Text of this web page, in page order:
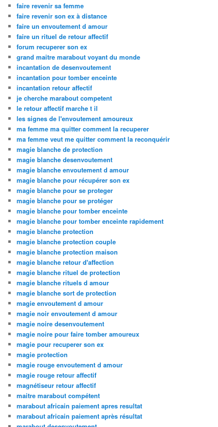
faire revenir sa femme
faire revenir son ex à distance
faire un envoutement d amour
faire un rituel de retour affectif
forum recuperer son ex
grand maitre marabout voyant du monde
incantation de desenvoutement
incantation pour tomber enceinte
incantation retour affectif
je cherche marabout competent
le retour affectif marche t il
les signes de l'envoutement amoureux
ma femme ma quitter comment la recuperer
ma femme veut me quitter comment la reconquérir
magie blanche de protection
magie blanche desenvoutement
magie blanche envoutement d amour
magie blanche pour récupérer son ex
magie blanche pour se proteger
magie blanche pour se protéger
magie blanche pour tomber enceinte
magie blanche pour tomber enceinte rapidement
magie blanche protection
magie blanche protection couple
magie blanche protection maison
magie blanche retour d'affection
magie blanche rituel de protection
magie blanche rituels d amour
magie blanche sort de protection
magie envoutement d amour
magie noir envoutement d amour
magie noire desenvoutement
magie noire pour faire tomber amoureux
magie pour recuperer son ex
magie protection
magie rouge envoutement d amour
magie rouge retour affectif
magnétiseur retour affectif
maitre marabout compétent
marabout africain paiement apres resultat
marabout africain paiement après résultat